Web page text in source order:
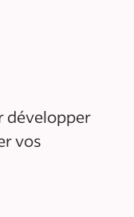
développer
vos